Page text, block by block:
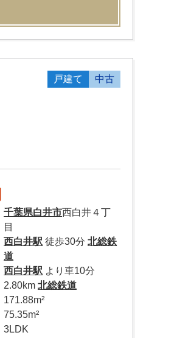
戸建て 中古
千葉県白井市西白井４丁
目
西白井駅 徒歩30分北総鉄
道
西白井駅 より車10分
2.80km北総鉄道
171.88m²
75.35m²
3LDK